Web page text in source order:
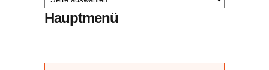
Hauptmenü